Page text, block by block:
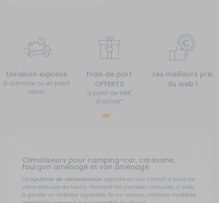
Livraison express
à domicile ou en point
relais
Frais de port
OFFERTS
à partir de 99€
d’achat*
Les meilleurs prix
du web !
Climatiseurs pour camping-car, caravane,
fourgon aménagé et van aménagé
Un système de climatisation apporte un vrai confort à bord de
votre véhicule de loisirs. Pendant les journées chaudes, il aide
à garder un intérieur agréable. En mi-saison, certains modèles